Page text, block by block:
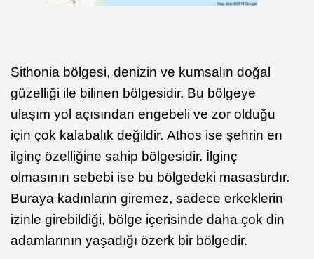
Sithonia bölgesi, denizin ve kumsalın doğal
güzelliği ile bilinen bölgesidir. Bu bölgeye
ulaşım yol açısından engebeli ve zor olduğu
için çok kalabalık değildir. Athos ise şehrin en
ilginç özelliğine sahip bölgesidir. İlginç
olmasının sebebi ise bu bölgedeki masastırdır.
Buraya kadınların giremez, sadece erkeklerin
izinle girebildiği, bölge içerisinde daha çok din
adamlarının yaşadığı özerk bir bölgedir.